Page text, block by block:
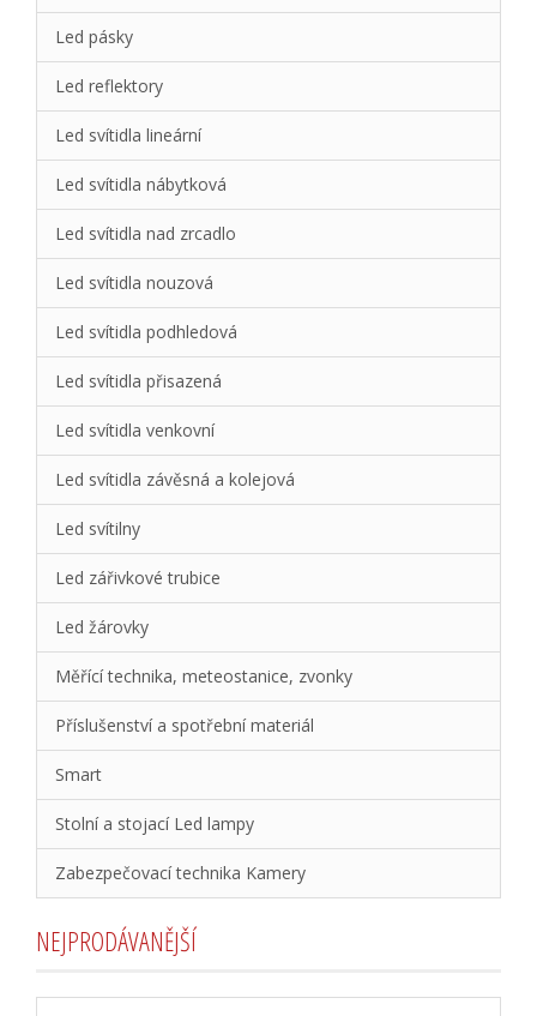
Led pásky
Led reflektory
Led svítidla lineární
Led svítidla nábytková
Led svítidla nad zrcadlo
Led svítidla nouzová
Led svítidla podhledová
Led svítidla přisazená
Led svítidla venkovní
Led svítidla závěsná a kolejová
Led svítilny
Led zářivkové trubice
Led žárovky
Měřící technika, meteostanice, zvonky
Příslušenství a spotřební materiál
Smart
Stolní a stojací Led lampy
Zabezpečovací technika Kamery
NEJPRODÁVANĚJŠÍ